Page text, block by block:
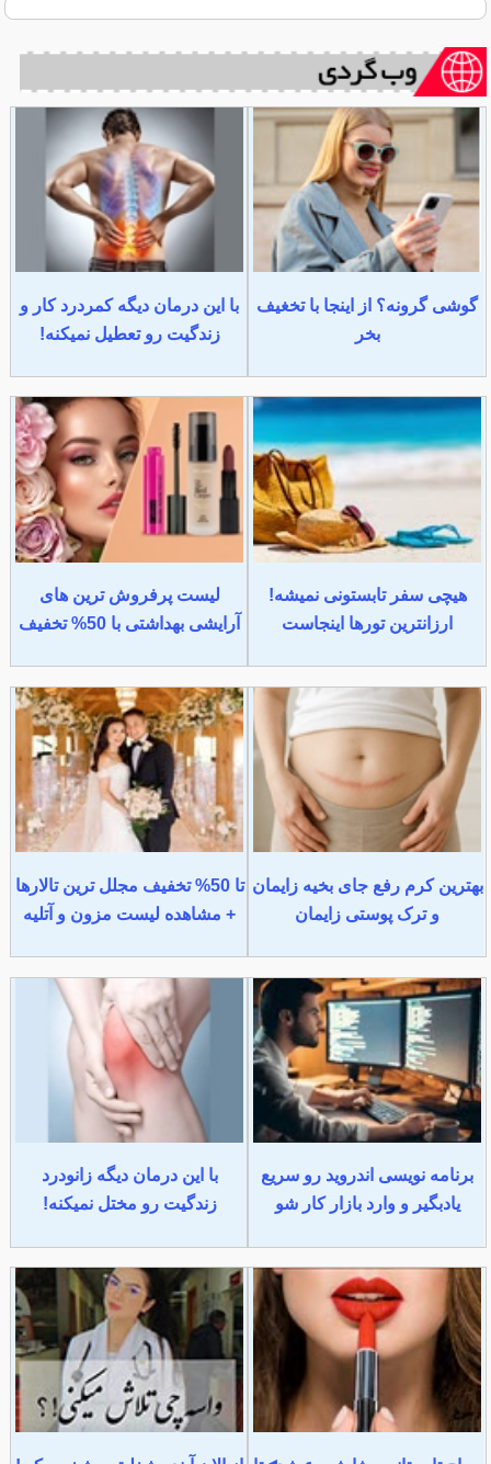
گوشی گرونه؟ از اینجا با تخغیف
بخر
با این درمان دیگه کمردرد کار و
زندگیت رو تعطیل نمیکنه!
هیچی سفر تابستونی نمیشه!
ارزانترین تورها اینجاست
لیست پرفروش ترین های
آرایشی بهداشتی با 50% تخفیف
بهترین کرم رفع جای بخیه زایمان
و ترک پوستی زایمان
تا 50% تخفیف مجلل ترین تالارها
+ مشاهده لیست مزون و آتلیه
برنامه نویسی اندروید رو سریع
یادبگیر و وارد بازار کار شو
با این درمان دیگه زانودرد
زندگیت رو مختل نمیکنه!